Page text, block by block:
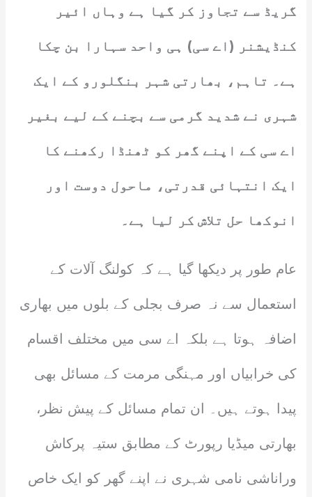
گریڈ سے تجاوز کر گیا ہے وہاں ائیر
کنڈیشنر (اے سی) ہی واحد سہارا بن چکا
ہے۔ تاہم، بھارتی شہر بنگلورو کے ایک
شہری نے شدید گرمی سے بچنے کے لیے بغیر
اے سی کے اپنے گھر کو ٹھنڈا رکھنے کا
ایک انتہائی قدرتی، ماحول دوست اور
انوکھا حل تلاش کر لیا ہے۔
عام طور پر دیکھا گیا ہے کہ کولنگ آلات کے
استعمال سے نہ صرف بجلی کے بلوں میں بھاری
اضافہ ہوتا ہے بلکہ اے سی میں مختلف اقسام
کی خرابیاں اور مہنگی مرمت کے مسائل بھی
پیدا ہوتے ہیں۔ ان تمام مسائل کے پیش نظر،
بھارتی میڈیا رپورٹ کے مطابق ستیہ پرکاش
وراناشی نامی شہری نے اپنے گھر کو ایک خاص